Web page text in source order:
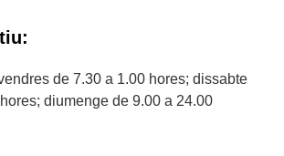
de 7.30 a 1.00 hores; dissabte
diumenge de 9.00 a 24.00